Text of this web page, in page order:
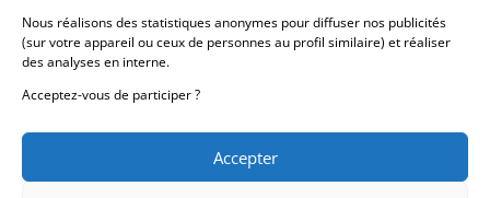
Nous réalisons des statistiques anonymes pour diffuser nos publicités
(sur votre appareil ou ceux de personnes au profil similaire) et réaliser
des analyses en interne.
Acceptez-vous de participer ?
Accepter
Coordonnées